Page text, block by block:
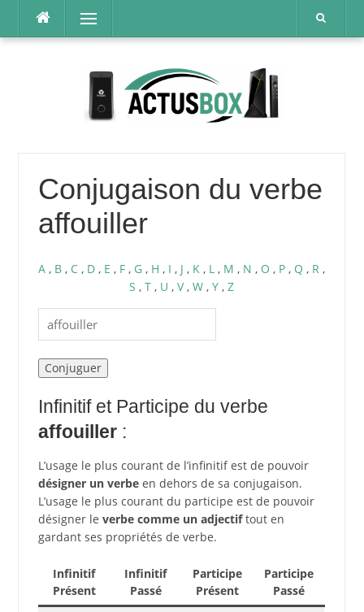
contenu
Menu
Conjugaison du verbe
affouiller
A , B , C , D , E , F , G , H , I , J , K , L , M , N , O , P , Q , R ,
S , T , U , V, W , Y , Z
Infinitif et Participe du verbe
affouiller:
L’usage le plus courant de l’infinitif est de pouvoir
désigner un verbeen dehors de sa conjugaison.
L’usage le plus courant du participe est de pouvoir
désigner le verbe comme un adjectiftout en
gardant ses propriétés de verbe.
Infinitif
Présent
Infinitif
Passé
Participe
Présent
Participe
Passé